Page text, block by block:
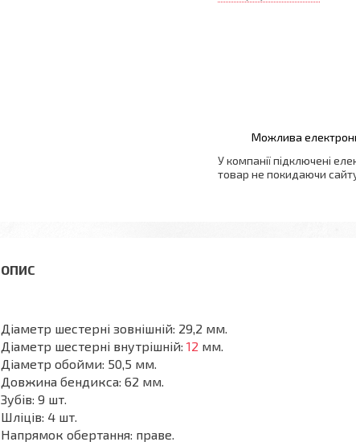
У компанії підключені
товар не покидаючи
Діаметр шестерні зовнішній: 29,2 мм.
Діаметр шестерні внутрішній: 12 мм.
Діаметр обойми: 50,5 мм.
Довжина бендикса: 62 мм.
Зубів: 9 шт.
Шліців: 4 шт.
Напрямок обертання: праве.